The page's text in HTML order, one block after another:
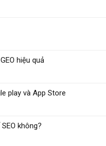
hiệu quả
play và App Store
không?